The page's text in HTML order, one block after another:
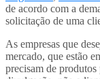
de acordo com a
solicitação de uma
As empresas que
mercado, que estão
precisam de